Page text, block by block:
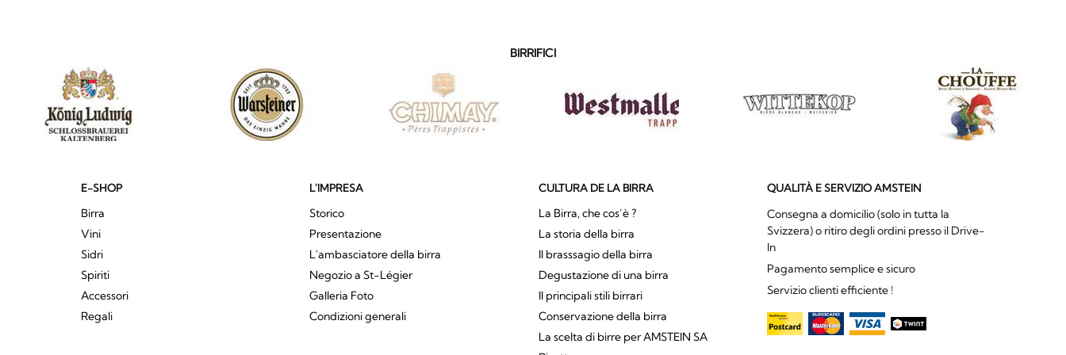
BIRRIFICI
E-SHOP
Birra
Vini
Sidri
Spiriti
Accessori
Regali
L'IMPRESA
Storico
Presentazione
L'ambasciatore della birra
Negozio a St-Légier
Galleria Foto
Condizioni generali
CULTURA DE LA BIRRA
La Birra, che cos’è ?
La storia della birra
Il brasssagio della birra
Degustazione di una birra
Il principali stili birrari
Conservazione della birra
La scelta di birre per AMSTEIN SA
QUALITÀ E SERVIZIO AMSTEIN
Consegna a domicilio (solo in tutta la
Svizzera) o ritiro degli ordini presso il Drive-
In
Pagamento semplice e sicuro
Servizio clienti efficiente !